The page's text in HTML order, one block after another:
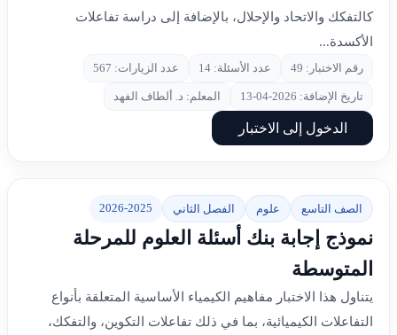
كالتفكك والاتحاد والإحلال، بالإضافة إلى دراسة تفاعلات
الأكسدة...
رقم الاختبار: 49 عدد الأسئلة: 14 عدد الزيارات: 567
تاريخ الإضافة: 2026-04-13 المعلم: د. ألطاف الفهد
الدخول إلى الاختبار
الصف التاسع علوم الفصل الثاني 2026-2025
نموذج إجابة بنك أسئلة العلوم للمرحلة
المتوسطة
يتناول هذا الاختبار مفاهيم الكيمياء الأساسية المتعلقة بأنواع
التفاعلات الكيميائية، بما في ذلك تفاعلات التكوين، والتفكك،